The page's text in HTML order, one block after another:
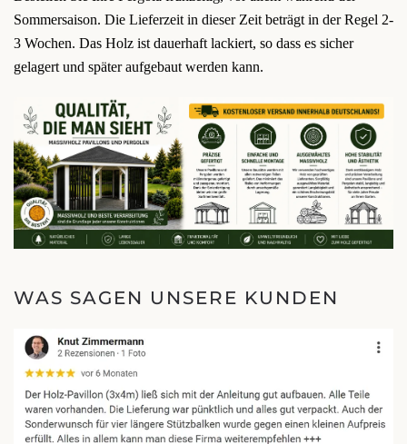
Sommersaison. Die Lieferzeit in dieser Zeit beträgt in der Regel 2-
3 Wochen. Das Holz ist dauerhaft lackiert, so dass es sicher
gelagert und später aufgebaut werden kann.
WAS SAGEN UNSERE KUNDEN